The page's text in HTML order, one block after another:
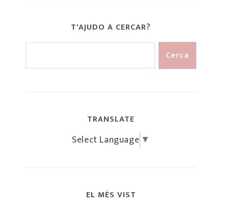
T'AJUDO A CERCAR?
TRANSLATE
Select Language ▼
EL MÉS VIST